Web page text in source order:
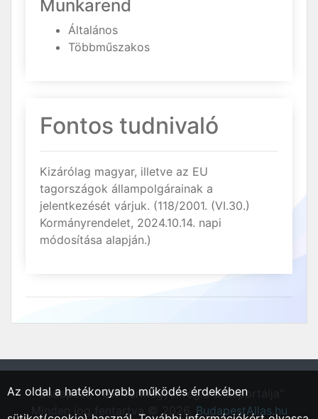
Munkarend
Általános
Többműszakos
Fontos tudnivaló
Kizárólag magyar, illetve az EU
tagországok állampolgárainak a
jelentkezését várjuk. (118/2001. (VI.30.)
Kormányrendelet, 2024.10.14. napi
módosítása alapján.)
"Budapest, Pest vármegyei régió állásportálja"
Minden jog fentartva © 2026. BudapestAllas.hu
Az oldal a hatékonyabb működés érdekében